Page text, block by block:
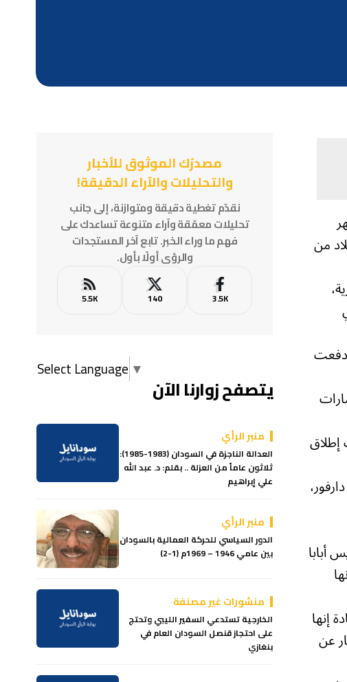
من
من 12 مليون شخص ودفعت
إطلاق
أبابا
إنها
عن
مصدرُك الموثوق للأخبار
والتحليلات والآراء الدقيقة!
نقدّم تغطية دقيقة ومتوازنة، إلى جانب
تحليلات معمّقة وآراء متنوعة تساعدك على
فهم ما وراء الخبر. تابع آخر المستجدات
والرؤى أولًا بأول.
3.5K
140
5.5K
Select Language ▼
يتصفح زوارنا الآن
منبر الرأي
العدالة الناجزة في السودان (1983-1985):
ثلاثون عاماً من العزلة .. بقلم: د. عبد الله
علي إبراهيم
منبر الرأي
الدور السياسي للحركة العمالية بالسودان
بين عامي 1946 – 1969م (1-2)
منشورات غير مصنفة
الخارجية تستدعي السفير الليبي وتحتج
على احتجاز قنصل السودان العام في
بنغازي